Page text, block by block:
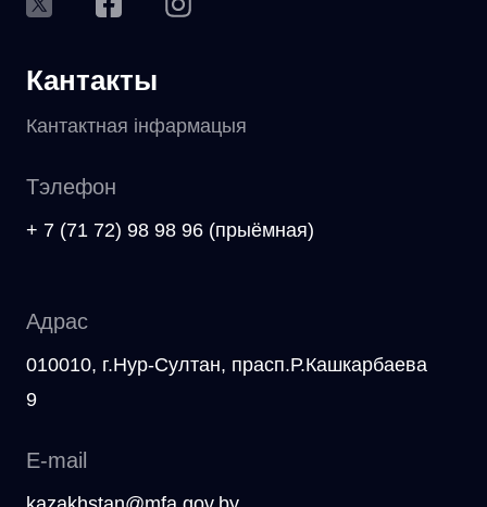
Кантакты
Кантактная інфармацыя
Тэлефон
+ 7 (71 72) 98 98 96 (прыёмная)
Адрас
010010, г.Нур-Султан, прасп.Р.Кашкарбаева
9
E-mail